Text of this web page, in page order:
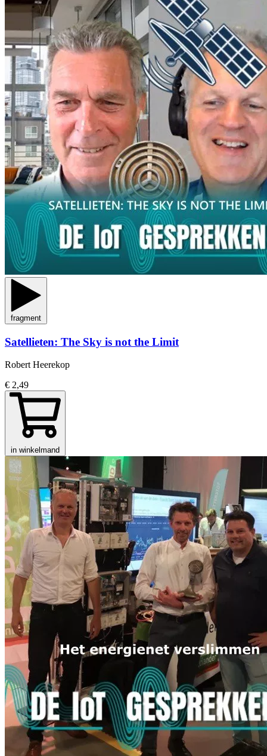
fragment
Satellieten: The Sky is not the Limit
Robert Heerekop
€ 2,49
in winkelmand